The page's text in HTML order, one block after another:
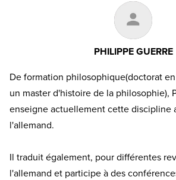
PHILIPPE GUERRE
De formation philosophique(doctorat
un master d'histoire de la philosophie),
enseigne actuellement cette discipline
l'allemand.
Il traduit également, pour différentes
l'allemand et participe à des